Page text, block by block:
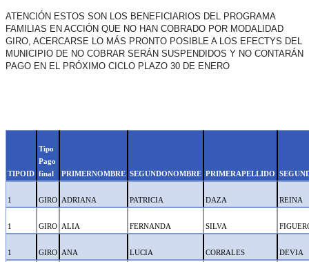
ATENCIÓN ESTOS SON LOS BENEFICIARIOS DEL PROGRAMA
FAMILIAS EN ACCIÓN QUE NO HAN COBRADO POR MODALIDAD
GIRO, ACERCARSE LO MÁS PRONTO POSIBLE A LOS EFECTYS DEL
MUNICIPIO DE NO COBRAR SERÁN SUSPENDIDOS Y NO CONTARÁN
PAGO EN EL PRÓXIMO CICLO PLAZO 30 DE ENERO
TIPOID
Tipo
Pago
final
PRIMERNOMBRE SEGUNDONOMBRE PRIMERAPELLIDO
1 GIRO ADRIANA PATRICIA DAZA REINA
1 GIRO ALIA FERNANDA SILVA
1 GIRO ANA LUCIA CORRALES DEVIA